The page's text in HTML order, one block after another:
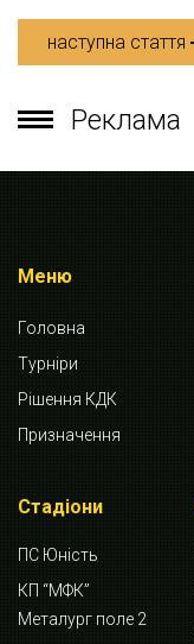
наступна стаття
Реклама
Меню
Головна
Турніри
Рішення КДК
Призначення
Стадіони
ПС Юність
КП “МФК”
Металург поле 2